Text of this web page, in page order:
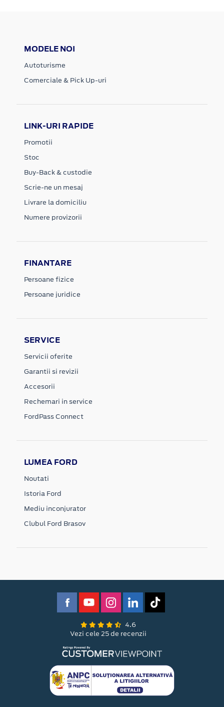
MODELE NOI
Autoturisme
Comerciale & Pick Up-uri
LINK-URI RAPIDE
Promotii
Stoc
Buy-Back & custodie
Scrie-ne un mesaj
Livrare la domiciliu
Numere provizorii
FINANTARE
Persoane fizice
Persoane juridice
SERVICE
Servicii oferite
Garantii si revizii
Accesorii
Rechemari in service
FordPass Connect
LUMEA FORD
Noutati
Istoria Ford
Mediu inconjurator
Clubul Ford Brasov
4.6
Vezi cele 25 de recenzii